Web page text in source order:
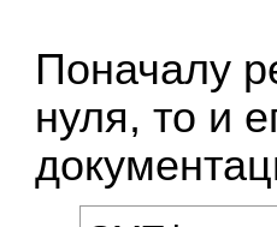
Поначалу
нуля, то и